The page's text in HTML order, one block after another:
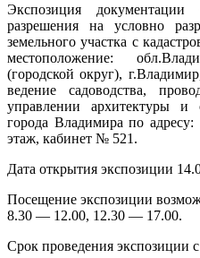
Экспозиция документации
разрешения на условно
земельного участка с
местоположение:
(городской округ),
ведение садоводства,
управлении архитектуры и
города Владимира по
этаж, кабинет № 521.
Дата открытия экспозиции
Посещение экспозиции
8.30 — 12.00, 12.30 — 17.00.
Срок проведения экспозиции